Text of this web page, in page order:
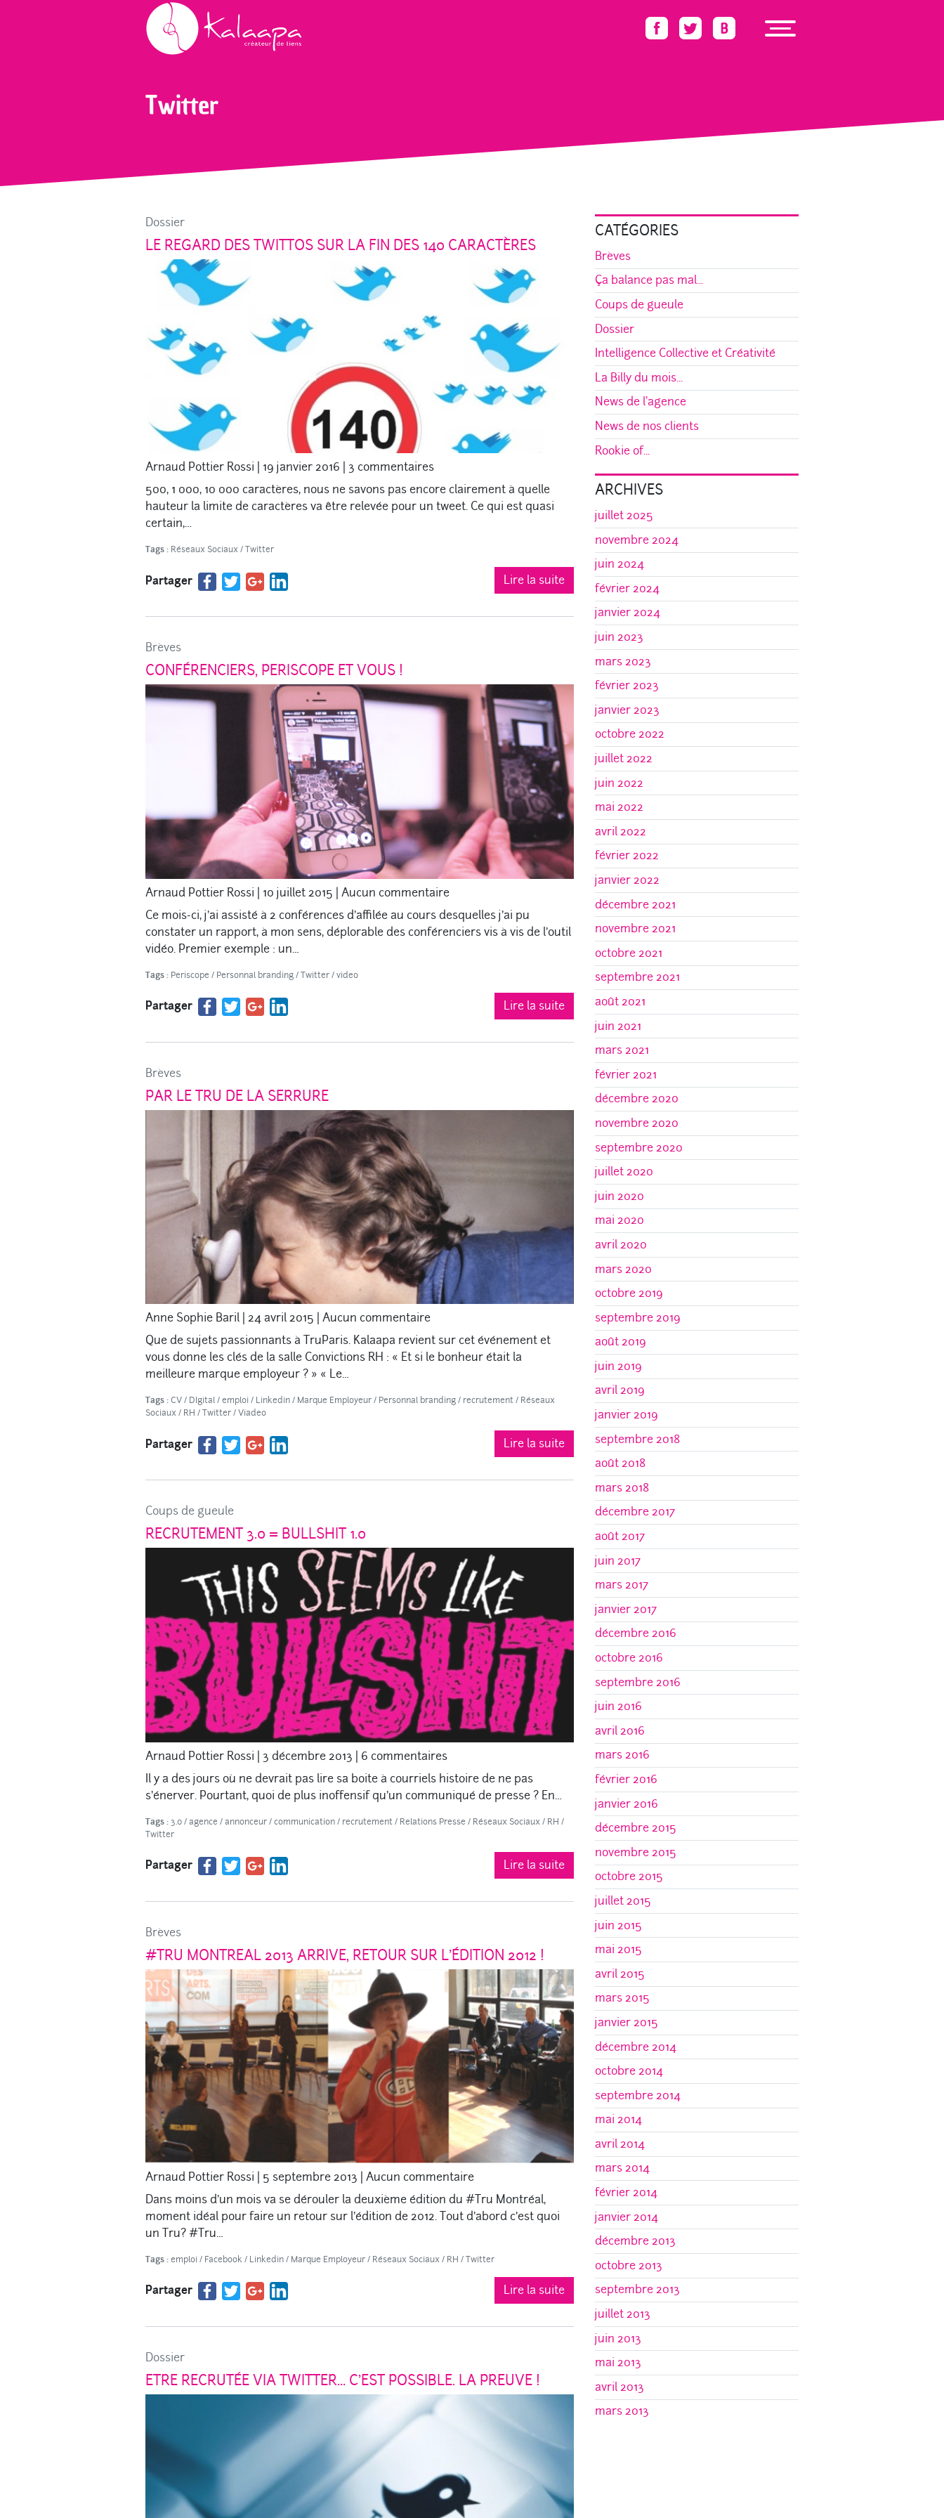
Twitter
Dossier
LE REGARD DES TWITTOS SUR LA FIN DES 140 CARACTÈRES
Arnaud Pottier Rossi 19 janvier 2016
3 commentaires
500, 1 000, 10 000 caractères, nous ne savons pas encore clairement à quelle
hauteur la limite de caractères va être relevée pour un tweet. Ce qui est quasi
certain,…
Tags : Réseaux Sociaux/Twitter
Partager Lire la suite
Brèves
CONFÉRENCIERS, PERISCOPE ET VOUS !
Arnaud Pottier Rossi | 10 juillet 2015 | Aucun commentaire
Ce mois-ci, j’ai assisté à 2 conférences d’affilée au cours desquelles j’ai pu
constater un rapport, à mon sens, déplorable des conférenciers vis à vis de l’outil
vidéo. Premier exemple : un…
Tags : Periscope / Personnal branding/Twitter/video
Partager Lire la suite
Brèves
PAR LE TRU DE LA SERRURE
Anne Sophie Baril 24 avril 2015
Aucun commentaire
Que de sujets passionnants à TruParis. Kalaapa revient sur cet événement et
vous donne les clés de la salle Convictions RH : « Et si le bonheur était la
meilleure marque employeur ? » « Le…
Tags : CV/ DIgital/emploi / Linkedin/ Marque Employeur/ Personnal branding/ recrutement/ Réseaux
Sociaux/ RH /Twitter/Viadeo
Partager Lire la suite
Coups de gueule
RECRUTEMENT 3.0 = BULLSHIT 1.0
Arnaud Pottier Rossi | 3 décembre 2013 | 6 commentaires
Il y a des jours où ne devrait pas lire sa boite à courriels histoire de ne pas
s’énerver. Pourtant, quoi de plus inoffensif qu’un communiqué de presse ? En…
Tags : 3.0/agence /annonceur/communication/ recrutement/ Relations Presse / Réseaux Sociaux/ RH /
Twitter
Partager Lire la suite
Brèves
#TRU MONTREAL 2013 ARRIVE, RETOUR SUR L’ÉDITION 2012 !
Arnaud Pottier Rossi 5 septembre 2013
Aucun commentaire
Dans moins d’un mois va se dérouler la deuxième édition du #Tru Montréal,
moment idéal pour faire un retour sur l’édition de 2012. Tout d’abord c’est quoi
un Tru? #Tru…
Tags : emploi / Facebook/ Linkedin/ Marque Employeur/ Réseaux Sociaux/ RH /Twitter
Partager Lire la suite
Dossier
ETRE RECRUTÉE VIA TWITTER… C’EST POSSIBLE. LA PREUVE !
CATÉGORIES
Brèves
Ça balance pas mal...
Coups de gueule
Dossier
Intelligence Collective et Créativité
La Billy du mois...
News de l'agence
News de nos clients
Rookie of...
ARCHIVES
juillet 2025
novembre 2024
juin 2024
février 2024
janvier 2024
juin 2023
mars 2023
février 2023
janvier 2023
octobre 2022
juillet 2022
juin 2022
mai 2022
avril 2022
février 2022
janvier 2022
décembre 2021
novembre 2021
octobre 2021
septembre 2021
août 2021
juin 2021
mars 2021
février 2021
décembre 2020
novembre 2020
septembre 2020
juillet 2020
juin 2020
mai 2020
avril 2020
mars 2020
octobre 2019
septembre 2019
août 2019
juin 2019
avril 2019
janvier 2019
septembre 2018
août 2018
mars 2018
décembre 2017
août 2017
juin 2017
mars 2017
janvier 2017
décembre 2016
octobre 2016
septembre 2016
juin 2016
avril 2016
mars 2016
février 2016
janvier 2016
décembre 2015
novembre 2015
octobre 2015
juillet 2015
juin 2015
mai 2015
avril 2015
mars 2015
janvier 2015
décembre 2014
octobre 2014
septembre 2014
mai 2014
avril 2014
mars 2014
février 2014
janvier 2014
décembre 2013
octobre 2013
septembre 2013
juillet 2013
juin 2013
mai 2013
avril 2013
mars 2013